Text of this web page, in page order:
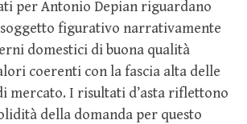
per Antonio Depian riguardano
figurativo narrativamente
domestici di buona qualità
coerenti con la fascia alta delle
mercato. I risultati d’asta riflettono
della domanda per questo